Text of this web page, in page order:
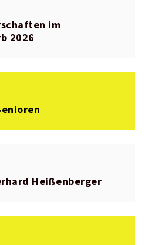
im
2026
Heißenberger